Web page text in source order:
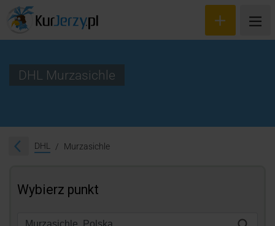
DHL Murzasichle
DHL Murzasichle